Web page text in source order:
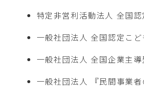
特定非営利活動法人 全国
一般社団法人 全国認定こ
一般社団法人 全国企業主
一般社団法人 『民間事業